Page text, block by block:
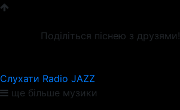
Поділіться піснею з друзями!
Слухати Radio JAZZ
ще більше музики